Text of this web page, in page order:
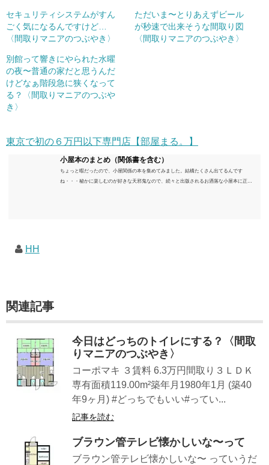
セキュリティシステムがすん
ごく気になるんですけど…
〈間取りマニアのつぶやき〉
ただいま〜とりあえずビール
が秒速で出来そうな間取り図
〈間取りマニアのつぶやき〉
別館って響きにやられた水曜
の夜〜普通の家だと思うんだ
けどなぁ階段急に狭くなって
る？〈間取りマニアのつぶや
き〉
東京で初の６万円以下専門店【部屋まる。】
小屋本のまとめ（関係書を含む）
ちょっと暇だったので、小屋関係の本を集めてみました。結構たくさん出てるんです
ね・・・秘かに楽しむのが好きな天邪鬼なので、続々と出版されるお洒落な小屋本に正直
HH
関連記事
今日はどっちのトイレにする？〈間取
りマニアのつぶやき〉
コーポマキ ３賃料 6.3万円間取り３ＬＤＫ
専有面積119.00m²築年月1980年1月 (築40
年9ヶ月) #どっちでもいい#ってい...
記事を読む
ブラウン管テレビ懐かしいな〜って
ブラウン管テレビ懐かしいな〜 っていうだ